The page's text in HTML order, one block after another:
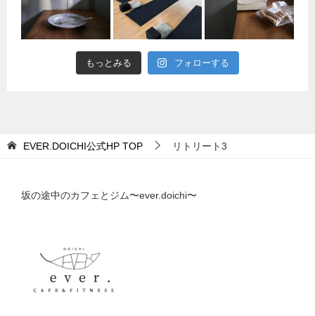
もっとみる フォローする
EVER.DOICHI公式HP TOP リトリート3
坂の途中のカフェとジム〜ever.doichi〜